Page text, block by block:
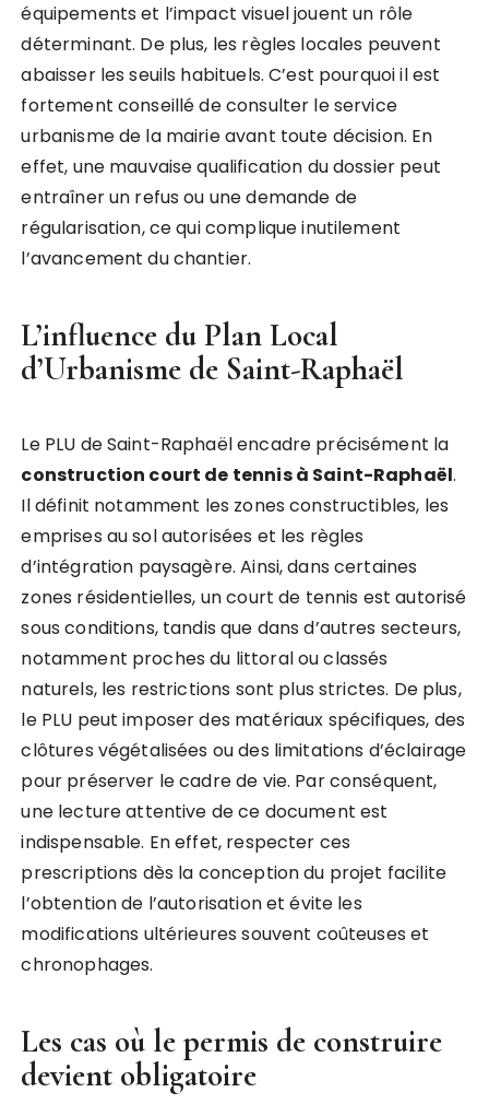
équipements et l’impact visuel jouent un rôle
déterminant. De plus, les règles locales peuvent
abaisser les seuils habituels. C’est pourquoi il est
fortement conseillé de consulter le service
urbanisme de la mairie avant toute décision. En
effet, une mauvaise qualification du dossier peut
entraîner un refus ou une demande de
régularisation, ce qui complique inutilement
l’avancement du chantier.
L’influence du Plan Local
d’Urbanisme de Saint-Raphaël
Le PLU de Saint-Raphaël encadre précisément la
construction court de tennis à Saint-Raphaël.
Il définit notamment les zones constructibles, les
emprises au sol autorisées et les règles
d’intégration paysagère. Ainsi, dans certaines
zones résidentielles, un court de tennis est autorisé
sous conditions, tandis que dans d’autres secteurs,
notamment proches du littoral ou classés
naturels, les restrictions sont plus strictes. De plus,
le PLU peut imposer des matériaux spécifiques, des
clôtures végétalisées ou des limitations d’éclairage
pour préserver le cadre de vie. Par conséquent,
une lecture attentive de ce document est
indispensable. En effet, respecter ces
prescriptions dès la conception du projet facilite
l’obtention de l’autorisation et évite les
modifications ultérieures souvent coûteuses et
chronophages.
Les cas où le permis de construire
devient obligatoire